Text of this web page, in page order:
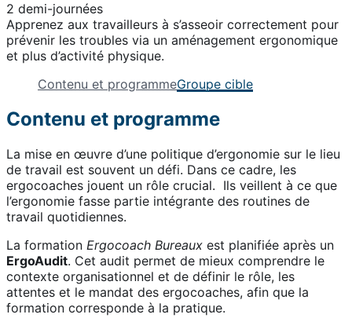
2 demi-journées
Apprenez aux travailleurs à s’asseoir correctement pour
prévenir les troubles via un aménagement ergonomique
et plus d’activité physique.
Contenu et programmeGroupe cible
Contenu et programme
La mise en œuvre d’une politique d’ergonomie sur le lieu
de travail est souvent un défi. Dans ce cadre, les
ergocoaches jouent un rôle crucial. Ils veillent à ce que
l’ergonomie fasse partie intégrante des routines de
travail quotidiennes.
La formation Ergocoach Bureaux est planifiée après un
ErgoAudit. Cet audit permet de mieux comprendre le
contexte organisationnel et de définir le rôle, les
attentes et le mandat des ergocoaches, afin que la
formation corresponde à la pratique.